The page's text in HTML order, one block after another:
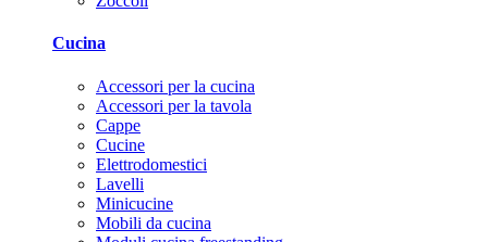
Cucina
Accessori per la cucina
Accessori per la tavola
Cappe
Cucine
Elettrodomestici
Lavelli
Minicucine
Mobili da cucina